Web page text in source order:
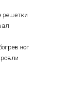
решетки
ног